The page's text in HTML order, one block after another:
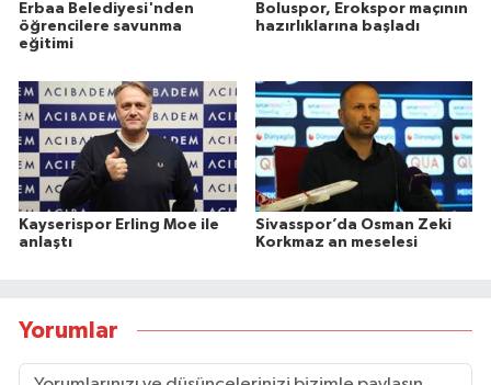
Erbaa Belediyesi'nden
öğrencilere savunma
eğitimi
Boluspor, Erokspor maçının
hazırlıklarına başladı
Kayserispor Erling Moe ile
anlaştı
Sivasspor’da Osman Zeki
Korkmaz an meselesi
Yorumlar